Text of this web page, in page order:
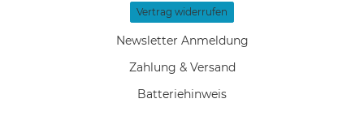
Vertrag widerrufen
Newsletter Anmeldung
Zahlung & Versand
Batteriehinweis